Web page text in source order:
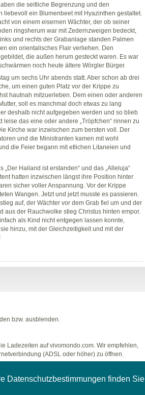
Datenschutzbestimmungen finden Sie
die seitliche Begrenzung und den
liebevoll ein Blumenbeet mit Hyazinthen gestaltet.
von einem eisernen Wächter, der ob seiner
ringsherum war mit Zedernzweigen bedeckt,
und rechts der Grabanlage standen Palmen
ein orientalisches Flair verliehen. Den
die außen herum gesteckt waren. Es war
noch heute ältere Wörgler Bürger.
um sechs Uhr abends statt. Aber schon ab drei
um einen guten Platz vor der Krippe zu
hautnah mitzuerleben. Dem einen oder anderen
soll es manchmal doch etwas zu lang
deshalb nicht aufgegeben werden und so blieb
das eine oder andere „Tröpfchen“ rinnen zu
Kirche war inzwischen zum bersten voll. Der
und die Ministranten kamen mit wohl
die Feier begann mit etlichen Litaneien und
Hailand ist erstanden“ und das „Alleluja“
hatten inzwischen längst ihre Position hinter
sicher voller Anspannung. Vor der Krippe
Wangen. Jetzt und jetzt musste es passieren.
auf, der Wächter vor dem Grab fiel um und der
aus der Rauchwolke stieg Christus hinten empor.
als Kind nicht entgegen lassen konnte,
hinzu, mit der Gleichzeitigkeit und mit der
bzw. ausblenden.
Ladezeiten auf vivomondo.com. Wir empfehlen,
(ADSL oder höher) zu öffnen.
Unternehmen A-Z